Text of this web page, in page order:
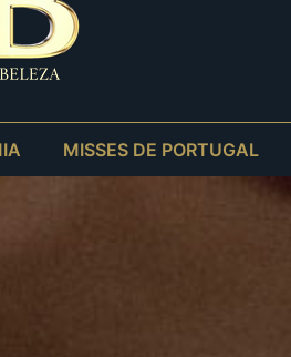
MISSES DE PORTUGAL